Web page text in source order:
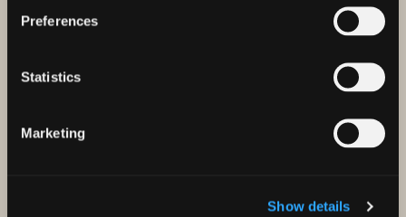
Preferences
Statistics
Marketing
Show details
PR FESR EMILIA-ROMAGNA 2021/2027 - SOSTEGNO A PROGETTI DI
INTERNAZIONALIZZAZIONE DELLE P.M.I. E AGGREGAZIONI DI P.M.I. - 2024